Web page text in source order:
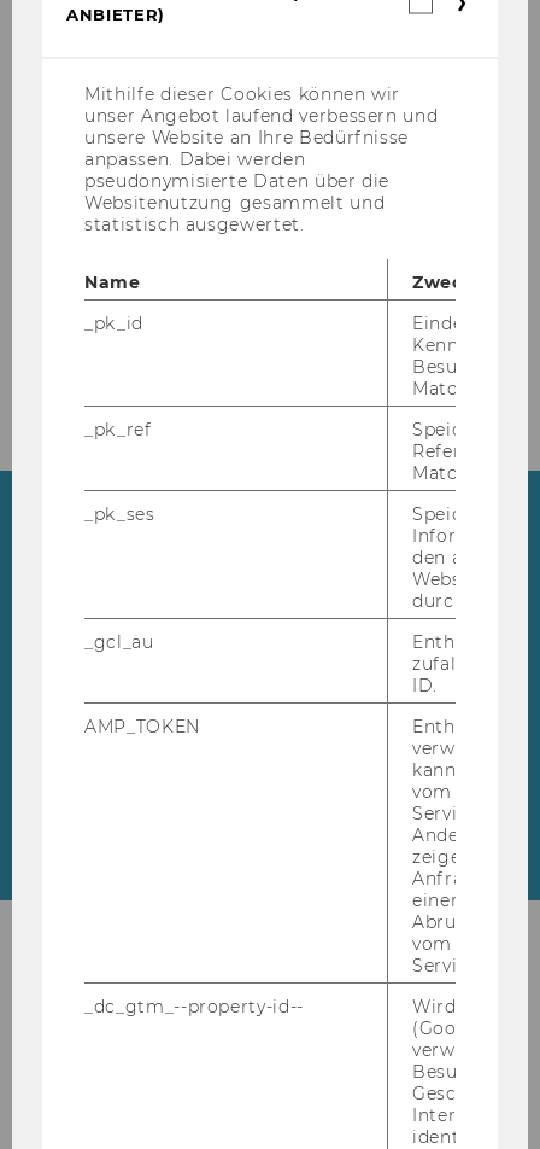
BBE Welcome Days
Meet your fel­low stu­dents, ex­plo­re the WU
Cam­pus and learn ever­ything you need to
know about the BBE pro­gram.
21.09.2026 08:00 - 22.09.2026 12:00
Vor Ort
Mehr erfahren
Highlights
PODIUMSDISKUSSIONEN (1 EINTRÄGE)
WU Master's Week
Lerne un­se­re Mas­ter­pro­
gram­me On­line via MS
Veranstaltungen Liste (3 Einträge)
überspringen
HIGHLIGHT
ANBIETER)
Mithilfe dieser Cookies können wir
unser Angebot laufend verbessern und
unsere Website an Ihre Bedürfnisse
anpassen. Dabei werden
pseudonymisierte Daten über die
Websitenutzung gesammelt und
statistisch ausgewertet.
Name
Zweck
_pk_id
Eindeutige
Besuchers
Matomo.
_pk_ref
Speicherung
Referrers
Matomo.
_pk_ses
Speicherung
den aktuellen
durch
_gcl_au
Enthält eine
ID.
AMP_TOKEN
Enthält ein
verwendet
kann, um
vom AMP-
Service
Andere
zeigen Opt-
Anfrage im
einen Fehler
Abrufen
vom AMP
Service an.
_dc_gtm_--property-id--
Wird von
(Google Tag
verwendet,
Besucher
Geschlecht
Interessen zu
identifizieren.